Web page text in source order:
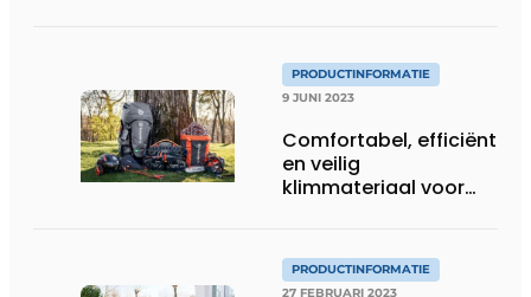
PRODUCTINFORMATIE
9 JUNI 2023
Comfortabel, efficiënt
en veilig
klimmateriaal voor
PRODUCTINFORMATIE
27 FEBRUARI 2023